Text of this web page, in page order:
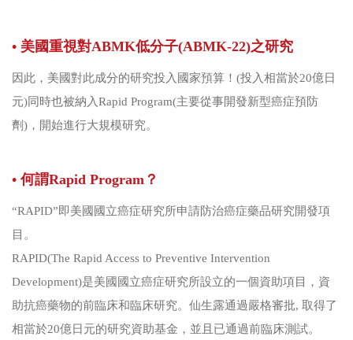
• 美國重視對ABMK低分子(ABMK-22)之研究
因此，美國對此成分的研究投入國家預算！(投入相當於20億日
元)同時也被納入Rapid Program(主要從事開發新型癌症預防
劑)，開始進行大規模研究。
• 何謂Rapid Program？
“RAPID”即美國國立癌症研究所申請防治癌症藥品研究開發項
目。
RAPID(The Rapid Access to Preventive Intervention
Development)是美國國立癌症研究所設立的一個資助項目，資
助抗癌藥物的前臨床和臨床研究。仙生露通過嚴格審批, 取得了
相當於20億日元的研究資助基金，並且已通過前臨床測試。